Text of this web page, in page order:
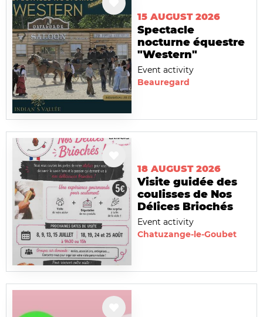
15 AUGUST 2026
Spectacle
nocturne équestre
"Western"
Event activity
Beauregard
18 AUGUST 2026
Visite guidée des
coulisses de Nos
Délices Briochés
Event activity
Chatuzange-le-Goubet